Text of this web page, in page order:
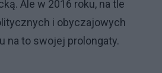
Ale w 2016 roku, na tle
i obyczajowych
na to swojej prolongaty.